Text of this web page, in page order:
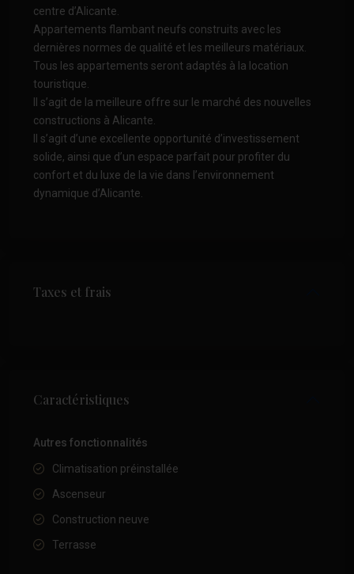
centre d’Alicante.
Appartements flambant neufs construits avec les
dernières normes de qualité et les meilleurs matériaux.
Tous les appartements seront adaptés à la location
touristique.
Il s’agit de la meilleure offre sur le marché des nouvelles
constructions à Alicante.
Il s’agit d’une excellente opportunité d’investissement
solide, ainsi que d’un espace parfait pour profiter du
confort et du luxe de la vie dans l’environnement
dynamique d’Alicante.
Taxes et frais
Caractéristiques
Autres fonctionnalités
Climatisation préinstallée
Ascenseur
Construction neuve
Terrasse